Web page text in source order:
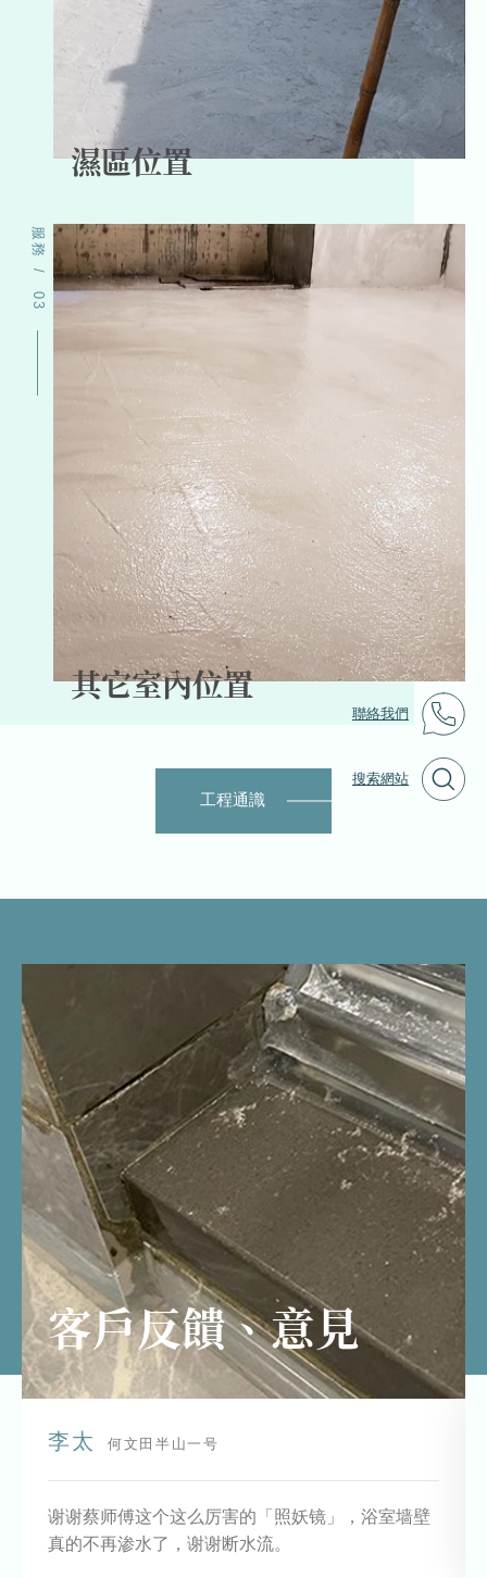
聯絡我們
搜索網站
濕區位置
服務
/
03
其它室內位置
工程通識
客戶反饋、意見
李太 何文田半山一号
谢谢蔡师傅这个这么厉害的「照妖镜」，浴室墙壁
真的不再渗水了，谢谢断水流。